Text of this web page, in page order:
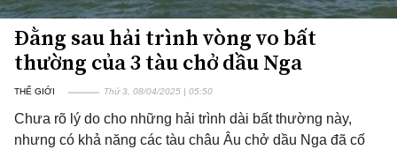
Đằng sau hải trình vòng vo bất
thường của 3 tàu chở dầu Nga
THẾ GIỚI Thứ 3, 08/04/2025 | 05:50
Chưa rõ lý do cho những hải trình dài bất thường này,
nhưng có khả năng các tàu châu Âu chở dầu Nga đã cố